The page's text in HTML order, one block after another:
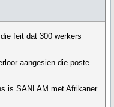
feit dat 300 werkers
aangesien die poste
is SANLAM met Afrikaner